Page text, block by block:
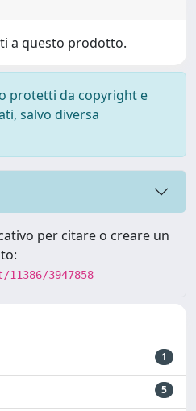
a questo prodotto.
protetti da copyright e
salvo diversa
per citare o creare un
3947858
1
5